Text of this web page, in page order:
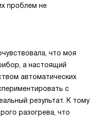
проблем не
что моя
а настоящий
автоматических
с
результат. К тому
разогрева, что